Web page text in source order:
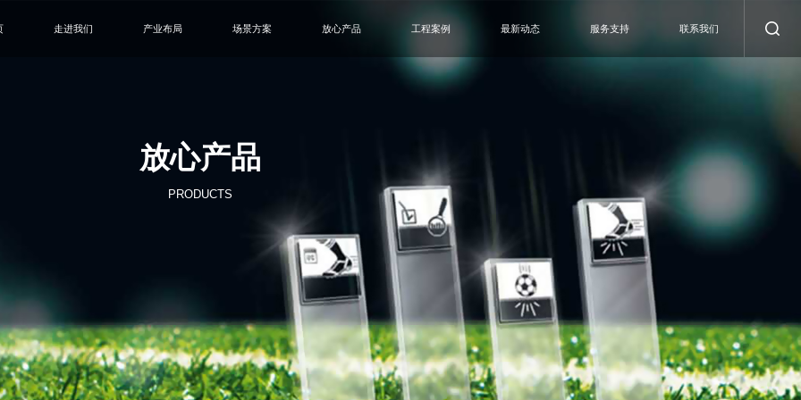
走进我们 产业布局 场景方案 放心产品 工程案例 最新动态 服务支持 联系我们
放心产品
PRODUCTS